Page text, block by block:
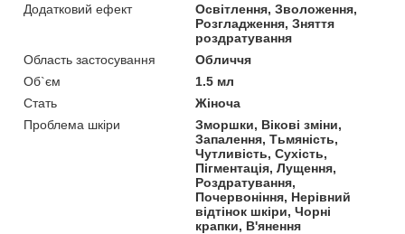
Додатковий ефект
Освітлення, Зволоження,
Розгладження, Зняття
роздратування
Область застосування
Обличчя
Об`єм
1.5 мл
Стать
Жіноча
Проблема шкіри
Зморшки, Вікові зміни,
Запалення, Тьмяність,
Чутливість, Сухість,
Пігментація, Лущення,
Роздратування,
Почервоніння, Нерівний
відтінок шкіри, Чорні
крапки, В'янення